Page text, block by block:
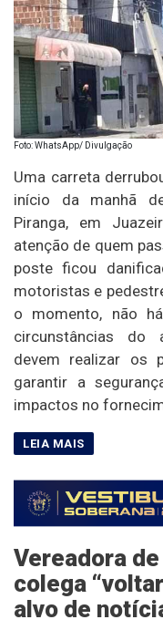
Foto: WhatsApp/ Divulgação
Uma carreta
início da manhã
Piranga, em
atenção de quem
poste ficou
motoristas e
o momento, não
circunstâncias do
devem realizar os
garantir a
impactos no
Vereadora
colega
alvo de